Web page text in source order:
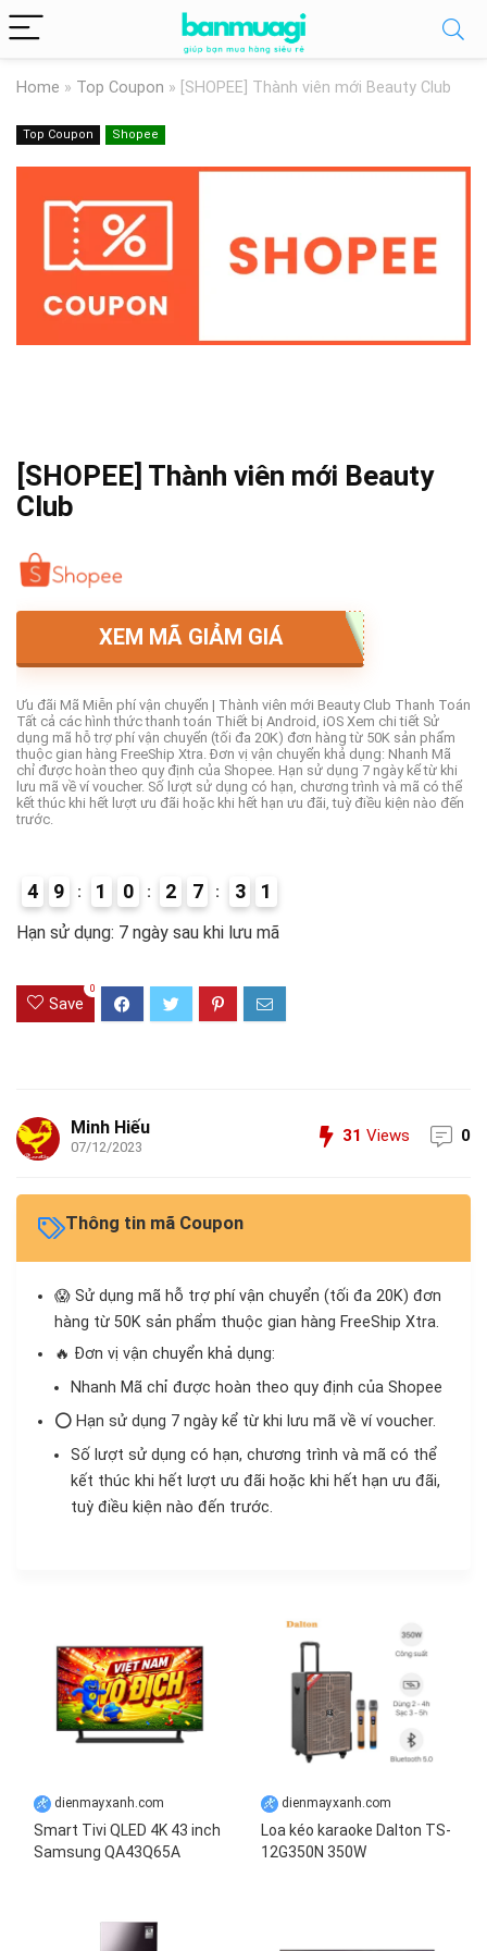
Home » Top Coupon » [SHOPEE] Thành viên mới Beauty Club
Top Coupon Shopee
[SHOPEE] Thành viên mới Beauty
Club
XEM MÃ GIẢM GIÁ
Ưu đãi Mã Miễn phí vận chuyển | Thành viên mới Beauty Club Thanh Toán
Tất cả các hình thức thanh toán Thiết bị Android, iOS Xem chi tiết Sử
dụng mã hỗ trợ phí vận chuyển (tối đa 20K) đơn hàng từ 50K sản phẩm
thuộc gian hàng FreeShip Xtra. Đơn vị vận chuyển khả dụng: Nhanh Mã
chỉ được hoàn theo quy định của Shopee. Hạn sử dụng 7 ngày kể từ khi
lưu mã về ví voucher. Số lượt sử dụng có hạn, chương trình và mã có thể
kết thúc khi hết lượt ưu đãi hoặc khi hết hạn ưu đãi, tuỳ điều kiện nào đến
trước.
4
5
9 1 0 2 7 3 0
Hạn sử dụng: 7 ngày sau khi lưu mã
Save
0
Minh Hiếu
07/12/2023
31 Views 0
Thông tin mã Coupon
😱 Sử dụng mã hỗ trợ phí vận chuyển (tối đa 20K) đơn
hàng từ 50K sản phẩm thuộc gian hàng FreeShip Xtra.
🔥 Đơn vị vận chuyển khả dụng:
Nhanh Mã chỉ được hoàn theo quy định của Shopee
⭕ Hạn sử dụng 7 ngày kể từ khi lưu mã về ví voucher.
Số lượt sử dụng có hạn, chương trình và mã có thể
kết thúc khi hết lượt ưu đãi hoặc khi hết hạn ưu đãi,
tuỳ điều kiện nào đến trước.
dienmayxanh.com
Smart Tivi QLED 4K 43 inch
Samsung QA43Q65A
dienmayxanh.com
Loa kéo karaoke Dalton TS-
12G350N 350W